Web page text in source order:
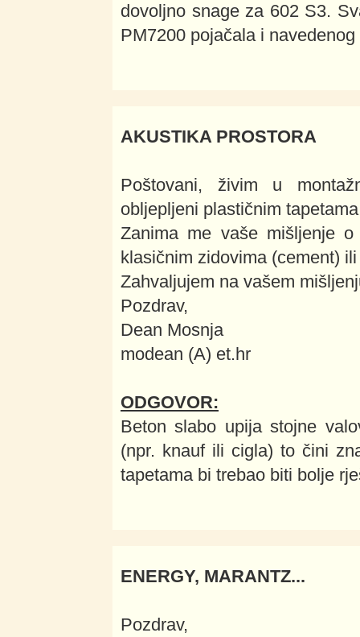
dovoljno snage za 602 S3.
PM7200 pojačala i
AKUSTIKA PROSTORA
Poštovani, živim u
obljepljeni plastičnim
Zanima me vaše mišljenje
klasičnim zidovima (cement)
Zahvaljujem na vašem
Pozdrav,
Dean Mosnja
modean (A) et.hr
ODGOVOR:
Beton slabo upija stojne
(npr. knauf ili cigla) to čini
tapetama bi trebao biti bolje
ENERGY, MARANTZ...
Pozdrav,